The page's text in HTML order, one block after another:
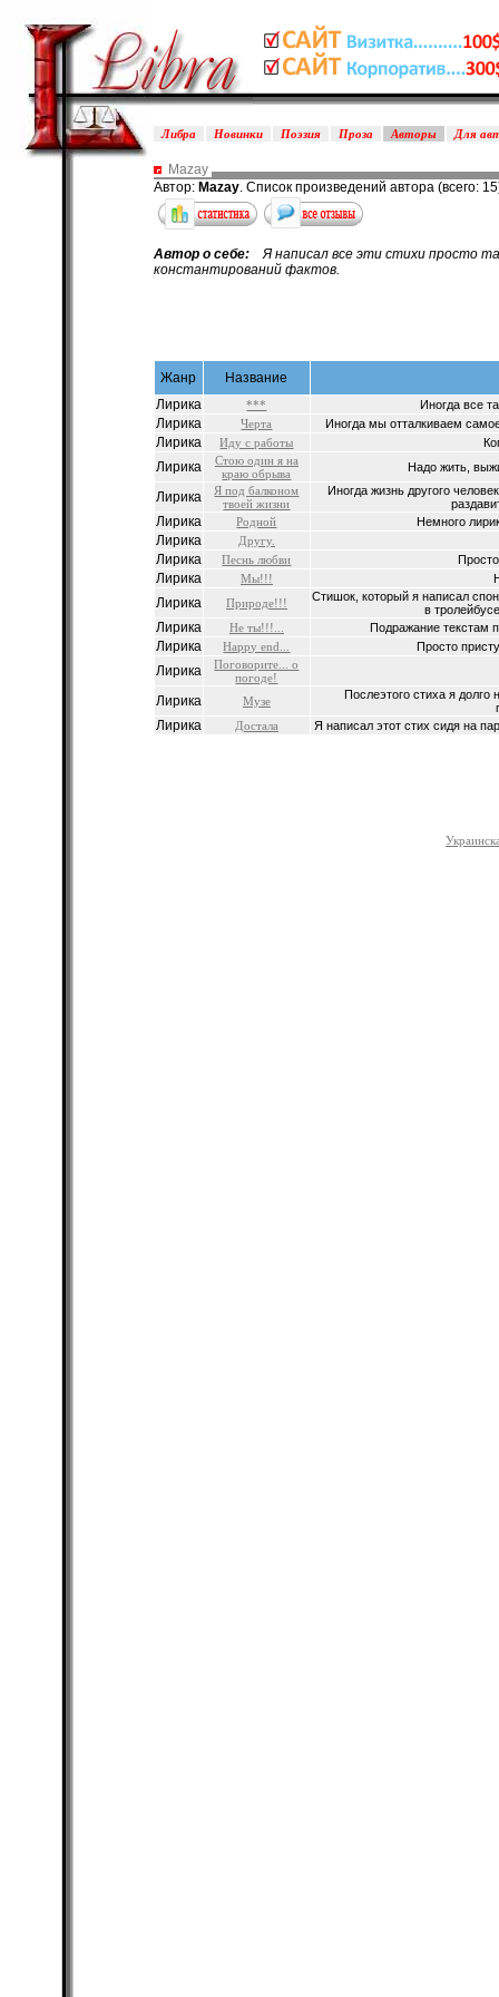
Либра Новинки Поэзия Проза Авторы Для
Mazay
Автор: Mazay. Список произведений автора (всего:
Автор о себе: Я написал все эти стихи просто
константирований фактов.
Жанр
Название
Лирика
*** Иногда все
Лирика Черта Иногда мы отталкиваем
Лирика Иду с работы
Лирика
Стою один я на
краю обрыва
Надо жить,
Лирика
Я под балконом
твоей жизни
Иногда жизнь другого
Лирика Родной Немного
Лирика Другу.
Лирика Песнь любви
Лирика Мы!!!
Лирика Природе!!!
Стишок, который я написал
в
Лирика Не ты!!!... Подражание текстам
Лирика Happy end... Просто
Лирика
Поговоpите... о
погоде!
Лирика Музе
Послеэтого стиха я долго
Лирика Достала Я написал этот стих сидя на